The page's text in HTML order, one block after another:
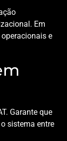
Em
e
Garante que
sistema entre